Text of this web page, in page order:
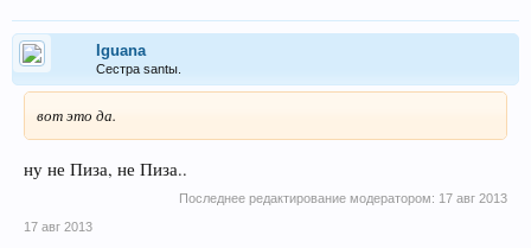
Iguana
Сестра santы.
вот это да.
ну не Пиза, не Пиза..
Последнее редактирование модератором: 17 авг 2013
17 авг 2013